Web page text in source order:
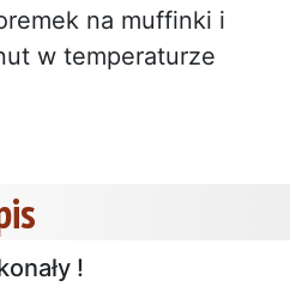
na muffinki i
w temperaturze
!